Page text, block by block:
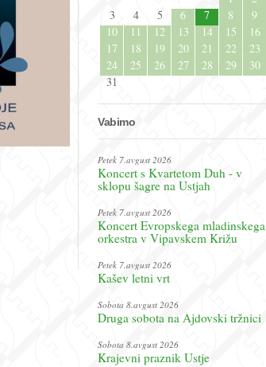
3
4 5 6 7 8
9
10
11 12 13 14 15
16
17
18 19 20 21 22
23
24
25 26 27 28 29
30
31
Vabimo
Petek 7.avgust 2026
Koncert s Kvartetom Duh - v
sklopu šagre na Ustjah
Petek 7.avgust 2026
Koncert Evropskega mladinskega
orkestra v Vipavskem Križu
Petek 7.avgust 2026
Kašev letni vrt
Sobota 8.avgust 2026
Druga sobota na Ajdovski tržnici
Sobota 8.avgust 2026
Krajevni praznik Ustje